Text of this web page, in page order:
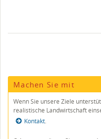
Machen Sie mit
Wenn Sie unsere Ziele
realistische Land­wirt­schaft
Kontakt.